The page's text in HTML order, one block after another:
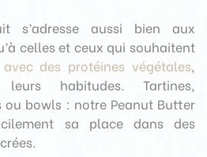
s’adresse aussi bien aux
celles et ceux qui souhaitent
des protéines végétales,
habitudes. Tartines,
ou bowls : notre Peanut Butter
sa place dans des